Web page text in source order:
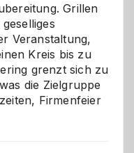
Grillen
Veranstaltung,
Kreis bis zu
grenzt sich zu
die Zielgruppe
Firmenfeier